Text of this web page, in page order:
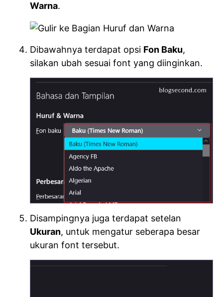
Warna.
Dibawahnya terdapat opsi Fon Baku,
silakan ubah sesuai font yang diinginkan.
Disampingnya juga terdapat setelan
Ukuran, untuk mengatur seberapa besar
ukuran font tersebut.